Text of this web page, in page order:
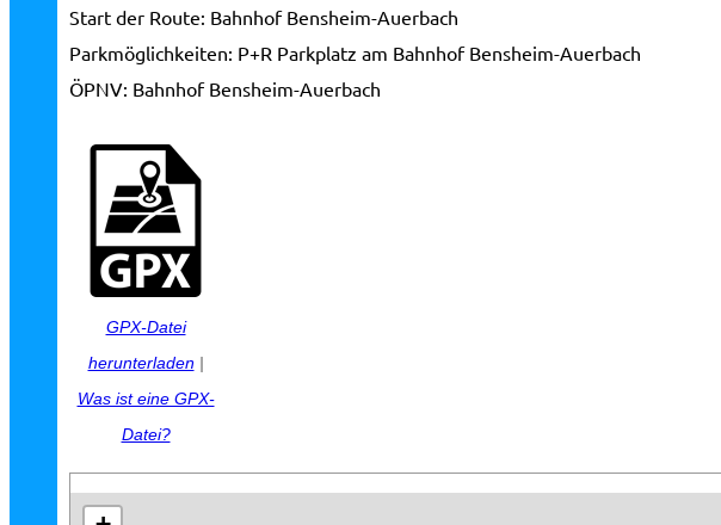
Start der Route: Bahnhof Bensheim-Auerbach
Parkmöglichkeiten: P+R Parkplatz am Bahnhof Bensheim-Auerbach
ÖPNV: Bahnhof Bensheim-Auerbach
GPX-Datei
herunterladen|
Was ist eine GPX-
Datei?